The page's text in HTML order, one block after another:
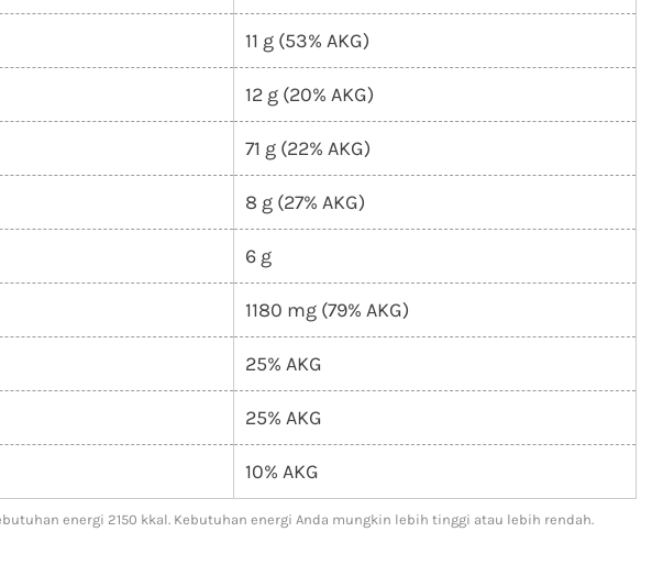
11 g (53% AKG)
12 g (20% AKG)
71 g (22% AKG)
8 g (27% AKG)
6 g
1180 mg (79% AKG)
25% AKG
25% AKG
10% AKG
energi 2150 kkal. Kebutuhan energi Anda mungkin lebih tinggi atau lebih rendah.